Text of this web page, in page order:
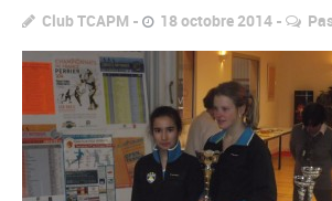
Club TCAPM 18 octobre 2014